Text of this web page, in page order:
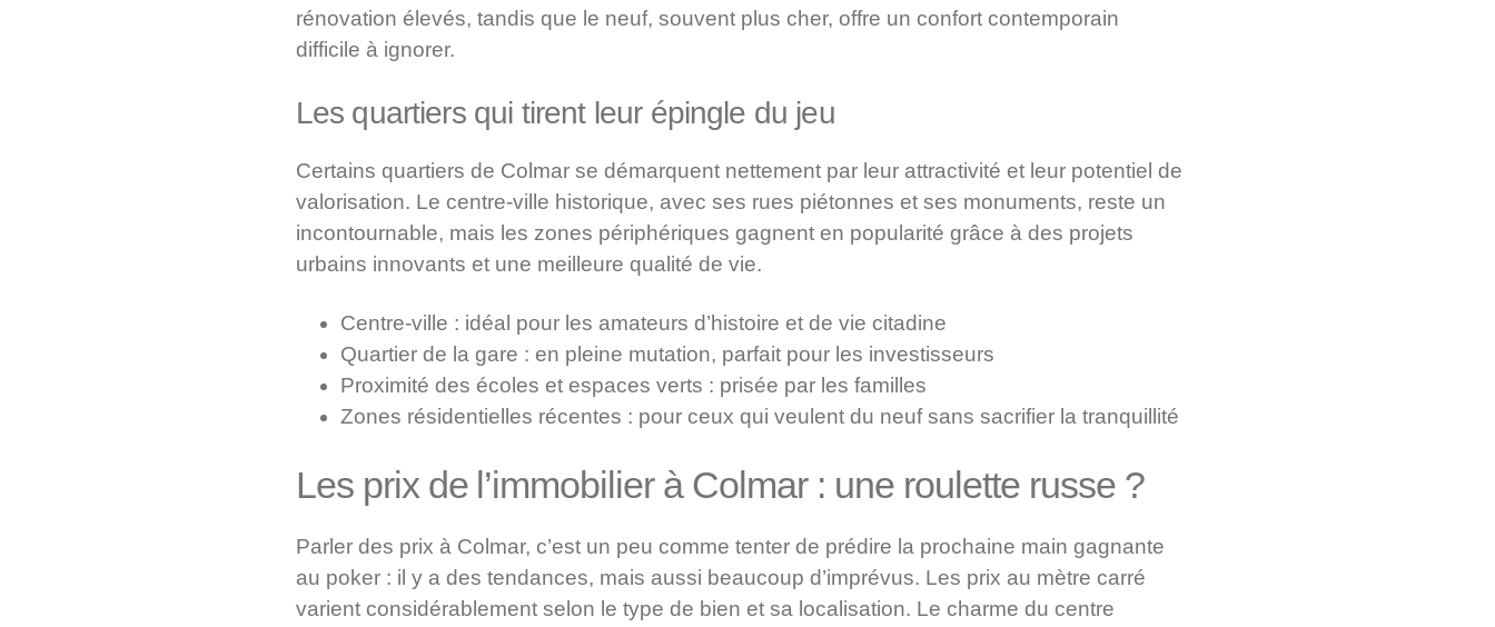
rénovation élevés, tandis que le neuf, souvent plus cher, offre un confort contemporain
difficile à ignorer.
Les quartiers qui tirent leur épingle du jeu
Certains quartiers de Colmar se démarquent nettement par leur attractivité et leur potentiel de
valorisation. Le centre-ville historique, avec ses rues piétonnes et ses monuments, reste un
incontournable, mais les zones périphériques gagnent en popularité grâce à des projets
urbains innovants et une meilleure qualité de vie.
Centre-ville : idéal pour les amateurs d’histoire et de vie citadine
Quartier de la gare : en pleine mutation, parfait pour les investisseurs
Proximité des écoles et espaces verts : prisée par les familles
Zones résidentielles récentes : pour ceux qui veulent du neuf sans sacrifier la tranquillité
Les prix de l’immobilier à Colmar : une roulette russe ?
Parler des prix à Colmar, c’est un peu comme tenter de prédire la prochaine main gagnante
au poker : il y a des tendances, mais aussi beaucoup d’imprévus. Les prix au mètre carré
varient considérablement selon le type de bien et sa localisation. Le charme du centre